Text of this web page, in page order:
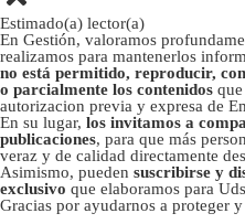
Estimado(a) lector(a)
En Gestión, valoramos
realizamos para mantenerlos
no está permitido, reproducir,
o parcialmente los contenidos
autorizacion previa y expresa de
En su lugar, los invitamos a
publicaciones, para que más
veraz y de calidad directamente
Asimismo, pueden suscribirse y
exclusivo que elaboramos para
Gracias por ayudarnos a proteger